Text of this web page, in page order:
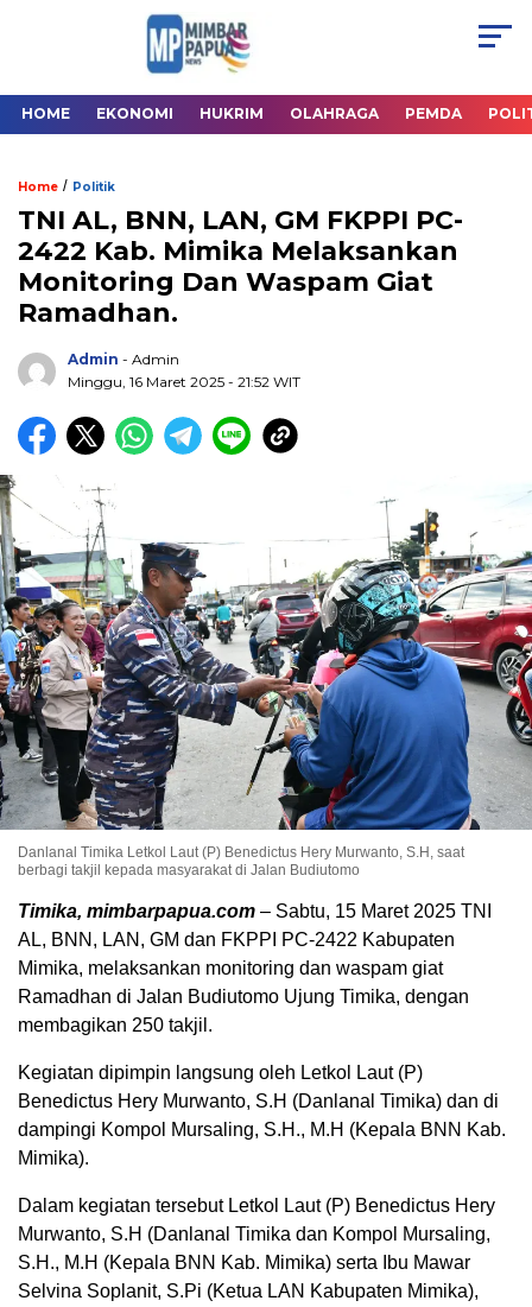
HOME EKONOMI HUKRIM OLAHRAGA PEMDA
Home / Politik
TNI AL, BNN, LAN, GM FKPPI PC-
2422 Kab. Mimika Melaksankan
Monitoring Dan Waspam Giat
Ramadhan.
Admin - Admin
Minggu, 16 Maret 2025 - 21:52 WIT
Danlanal Timika Letkol Laut (P) Benedictus Hery Murwanto, S.H, saat
berbagi takjil kepada masyarakat di Jalan Budiutomo
Timika, mimbarpapua.com – Sabtu, 15 Maret 2025 TNI
AL, BNN, LAN, GM dan FKPPI PC-2422 Kabupaten
Mimika, melaksankan monitoring dan waspam giat
Ramadhan di Jalan Budiutomo Ujung Timika, dengan
membagikan 250 takjil.
Kegiatan dipimpin langsung oleh Letkol Laut (P)
Benedictus Hery Murwanto, S.H (Danlanal Timika) dan di
dampingi Kompol Mursaling, S.H., M.H (Kepala BNN Kab.
Mimika).
Dalam kegiatan tersebut Letkol Laut (P) Benedictus Hery
Murwanto, S.H (Danlanal Timika dan Kompol Mursaling,
S.H., M.H (Kepala BNN Kab. Mimika) serta Ibu Mawar
Selvina Soplanit, S.Pi (Ketua LAN Kabupaten Mimika),